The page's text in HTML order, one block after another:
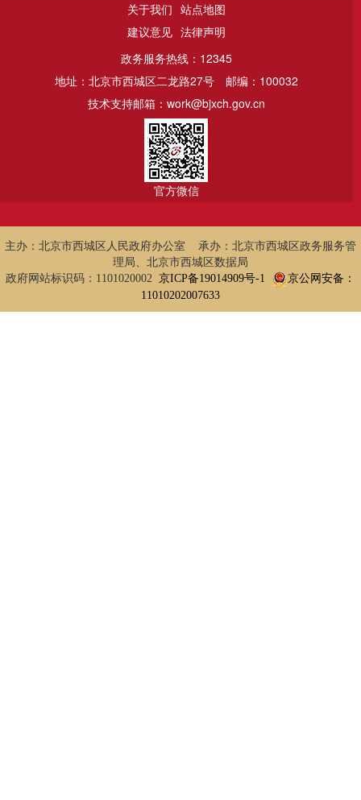
关于我们 站点地图
建议意见 法律声明
政务服务热线：12345
地址：北京市西城区二龙路27号
邮编：100032
技术支持邮箱：work@bjxch.gov.cn
官方微信
主办：北京市西城区人民政府办公室 承办：北京市西城区政务服务管
理局、北京市西城区数据局
政府网站标识码：1101020002 京ICP备19014909号-1
京公网安备：
11010202007633